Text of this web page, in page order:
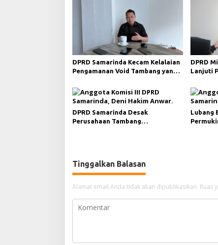
p
o
s
DPRD Samarinda Kecam Kelalaian
Pengamanan Void Tambang yang
DPRD
Lanjuti
DPRD Samarinda Desak
Perusahaan Tambang
Lubang
Tinggalkan Balasan
Alamat email Anda tidak akan dipublikasikan. Ruas